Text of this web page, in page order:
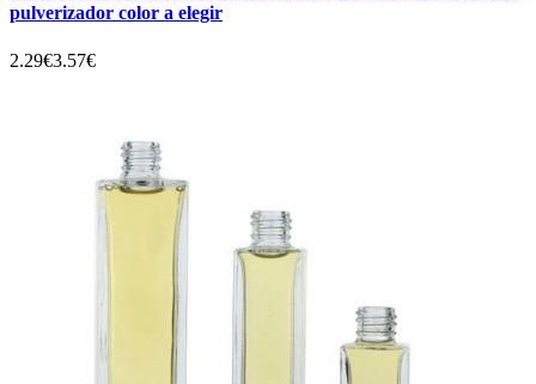
pulverizador color a elegir
2.29€3.57€